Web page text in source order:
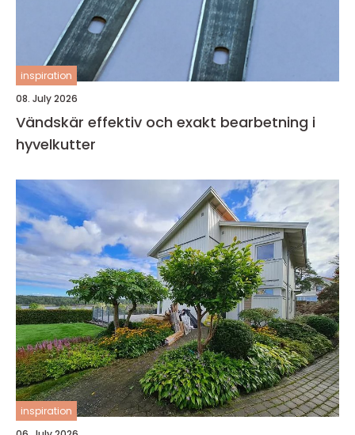
inspiration
08. July 2026
Vändskär effektiv och exakt bearbetning i
hyvelkutter
inspiration